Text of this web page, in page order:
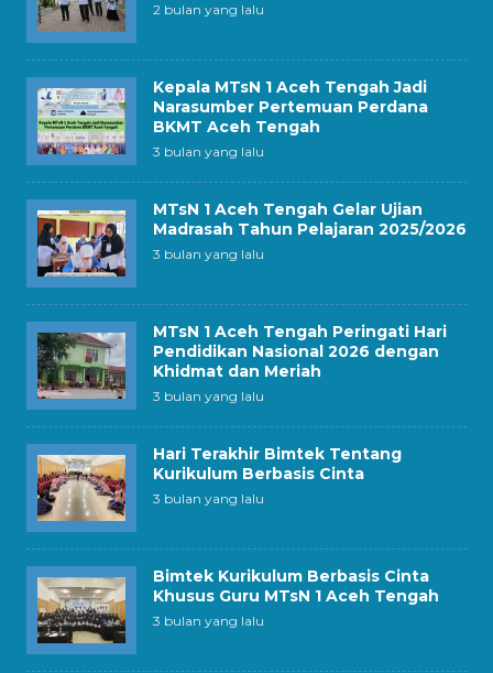
2 bulan yang lalu
Kepala MTsN 1 Aceh Tengah Jadi
Narasumber Pertemuan Perdana
BKMT Aceh Tengah
3 bulan yang lalu
MTsN 1 Aceh Tengah Gelar Ujian
Madrasah Tahun Pelajaran 2025/2026
3 bulan yang lalu
MTsN 1 Aceh Tengah Peringati Hari
Pendidikan Nasional 2026 dengan
Khidmat dan Meriah
3 bulan yang lalu
Hari Terakhir Bimtek Tentang
Kurikulum Berbasis Cinta
3 bulan yang lalu
Bimtek Kurikulum Berbasis Cinta
Khusus Guru MTsN 1 Aceh Tengah
3 bulan yang lalu